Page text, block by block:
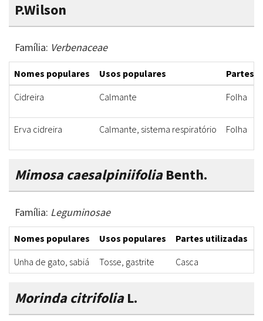
P.Wilson
Família: Verbenaceae
Nomes populares Usos populares
Partes
Cidreira
Calmante Folha
Erva cidreira Calmante, sistema respiratório Folha
Mimosa caesalpiniifoliaBenth.
Família: Leguminosae
Nomes populares Usos populares Partes utilizadas
Unha de gato, sabiá
Tosse, gastrite Casca
Morinda citrifoliaL.